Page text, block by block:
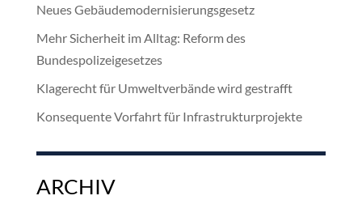
Neues Gebäudemodernisierungsgesetz
Mehr Sicherheit im Alltag: Reform des
Bundespolizeigesetzes
Klagerecht für Umweltverbände wird gestrafft
Konsequente Vorfahrt für Infrastrukturprojekte
ARCHIV